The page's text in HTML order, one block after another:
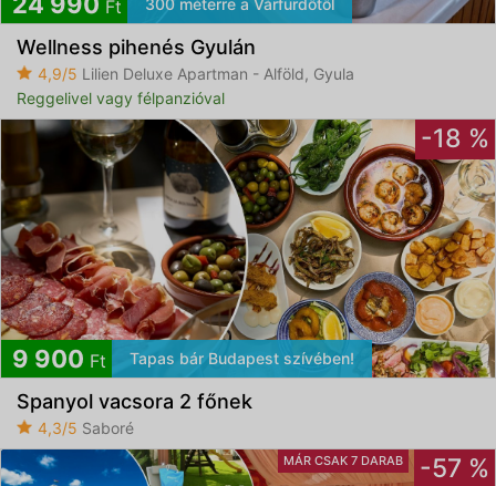
Ft 300 méterre a Várfürdőtől
Wellness pihenés Gyulán
4,9/5 Lilien Deluxe Apartman - Alföld, Gyula
Reggelivel vagy félpanzióval
-18 %
9 900 Ft Tapas bár Budapest szívében!
Spanyol vacsora 2 főnek
4,3/5 Saboré
MÁR CSAK 7 DARAB -57 %